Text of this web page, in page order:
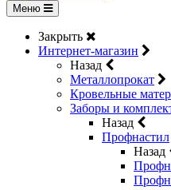
Меню
Закрыть
Интернет-магазин
Назад
Металлопрокат
Кровельные
Заборы и
Назад
Профнастил
Назад